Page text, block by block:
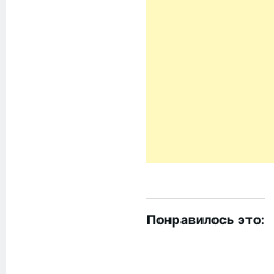
Понравилось это: